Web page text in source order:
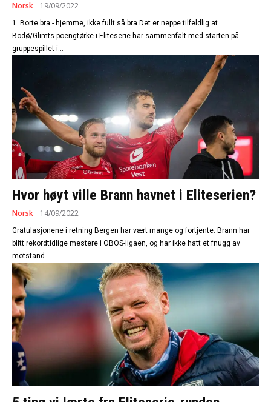
Norsk 19/09/2022
1. Borte bra - hjemme, ikke fullt så bra Det er neppe tilfeldlig at
Bodø/Glimts poengtørke i Eliteserie har sammenfalt med starten på
gruppespillet i...
Hvor høyt ville Brann havnet i Eliteserien?
Norsk 14/09/2022
Gratulasjonene i retning Bergen har vært mange og fortjente. Brann har
blitt rekordtidlige mestere i OBOS-ligaen, og har ikke hatt et fnugg av
motstand...